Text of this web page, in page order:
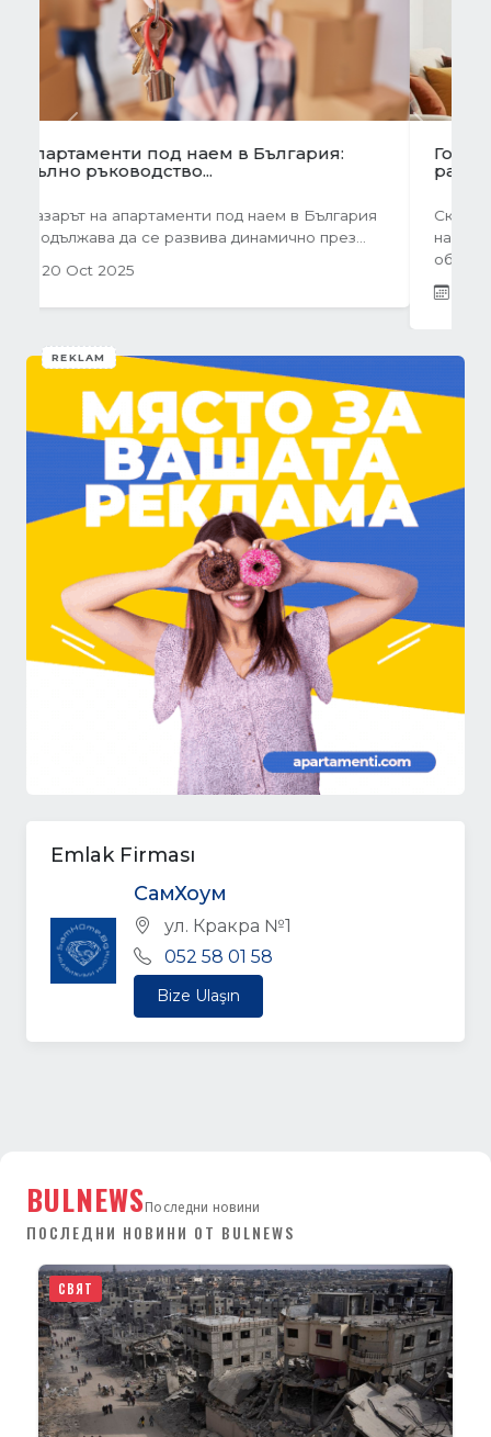
Готови завеси за хол на една ръка
разстояние
Скъпи дами, нека си признаем, че понякога
най-голямото предизвикателство в
REKLAM
Emlak Firması
СамХоум
ул. Кракра №1
052 58 01 58
Bize Ulaşın
BULNEWSПоследни новини
ПОСЛЕДНИ НОВИНИ ОТ BULNEWS
СВЯТ